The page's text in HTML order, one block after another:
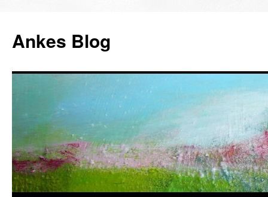
Ankes Blog